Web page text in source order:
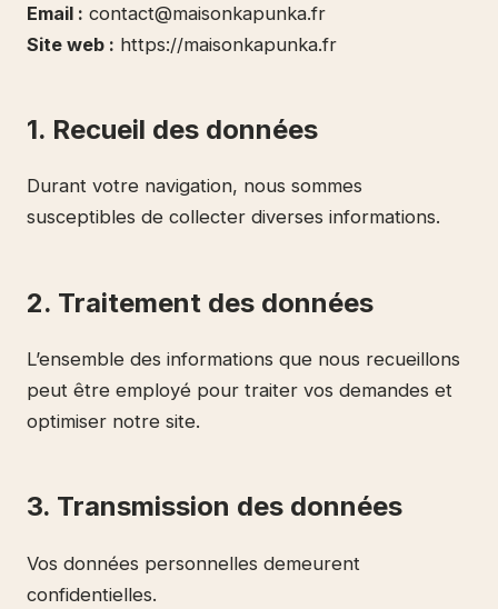
Email : contact@maisonkapunka.fr
Site web : https://maisonkapunka.fr
1. Recueil des données
Durant votre navigation, nous sommes
susceptibles de collecter diverses informations.
2. Traitement des données
L’ensemble des informations que nous recueillons
peut être employé pour traiter vos demandes et
optimiser notre site.
3. Transmission des données
Vos données personnelles demeurent
confidentielles.